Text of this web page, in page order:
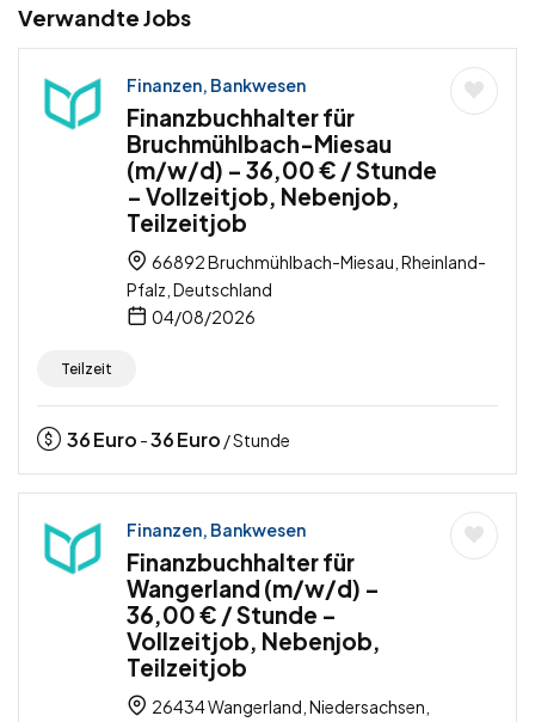
Verwandte Jobs
Finanzen, Bankwesen
Finanzbuchhalter für
Bruchmühlbach-Miesau
(m/w/d) – 36,00 € / Stunde
– Vollzeitjob, Nebenjob,
Teilzeitjob
66892 Bruchmühlbach-Miesau, Rheinland-
Pfalz, Deutschland
04/08/2026
Teilzeit
36Euro -36Euro / Stunde
Finanzen, Bankwesen
Finanzbuchhalter für
Wangerland (m/w/d) –
36,00 € / Stunde –
Vollzeitjob, Nebenjob,
Teilzeitjob
26434 Wangerland, Niedersachsen,